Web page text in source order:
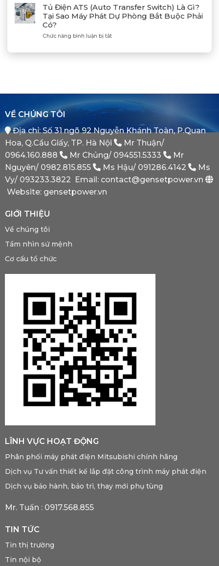
Mitsubishi
Heavy
Industries
Khẳng
Vị
Của
Bình
Minh
Phát
Bị
Dầu
Xác
Đồng
Bộ
Máy
Điện
Tủ Điện ATS (Auto Transfer Switch) Là Gì?
Tại Sao Máy Phát Dự Phòng Bắt Buộc Phải
Có?
Chức năng bình luận bị tắtở
Điện
Sao
Phát
Dự
Phòng
Bắt
Phải
Có?
VỀ CHÚNG TÔI
Địa chỉ: Số 31 ngõ 92 Nguyễn Khánh Toàn, P.Quan
Hoa, Q.Cầu Giấy, TP. Hà Nội
Mr Thuận/
0964.160.888
Mr Chủng/ 094551.5333
Mr
Nguyên/ 0982.815.855 Ms Hậu/ 091286.4142
Ms
Vy/ 093233.3822 Email: contact@gensetpower.vn
Website: gensetpower.vn
GIỚI THIỆU
Về chúng tôi
Tầm nhìn sứ mệnh
Cơ cấu tổ chức
LĨNH VỰC HOẠT ĐỘNG
Phân phối máy phát điện Mitsubishi chính hãng
Dịch vụ Tư vấn thiết kế lắp đặt công trình máy phát điện
Dịch vụ bảo hành, bảo trì, thay mới phụ tùng
Mr. Tuấn : 0917.568.855
TIN TỨC
Tin thị trường
Tin nội bộ